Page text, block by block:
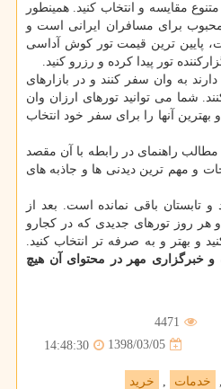
مقایسه و انتخاب كنید. همینطور
برای مسافران ایرانی است و
پایین ترین قیمت تور كوش آداسی
تور پیدا كرده و رزرو كنید.
به وان سفر كنند و در بازارهای
شما می توانید تورهای ارزان وان
آنها را برای سفر خود انتخاب
مطالب راهنمای در رابطه با آن مقصد
و مهم ترین دیدنی ها و جاذبه های
و تابستان باقی نمانده است. بعد از
هر روز تورهای جدیدی كه در كجارو
و بهتر و به صرفه تر انتخاب كنید.
و خبرگزاری مهر در محتوای آن هیچ
4471
1398/03/05
14:48:30
خدمات خرید